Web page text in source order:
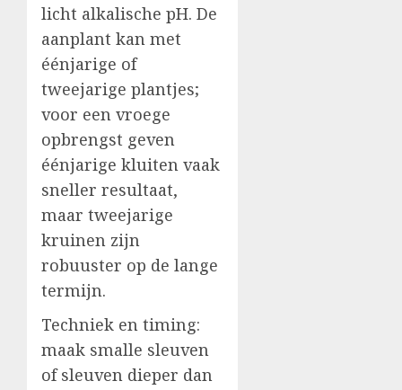
licht alkalische pH. De
aanplant kan met
éénjarige of
tweejarige plantjes;
voor een vroege
opbrengst geven
éénjarige kluiten vaak
sneller resultaat,
maar tweejarige
kruinen zijn
robuuster op de lange
termijn.
Techniek en timing:
maak smalle sleuven
of sleuven dieper dan